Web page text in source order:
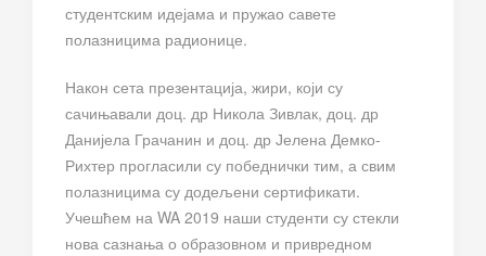
студентским идејама и пружао савете
полазницима радионице.
Након сета презентација, жири, који су
сачињавали доц. др Никола Зивлак, доц. др
Данијела Грачанин и доц. др Јелена Демко-
Рихтер прогласили су победнички тим, а свим
полазницима су додељени сертификати.
Учешћем на WA 2019 наши студенти су стекли
нова сазнања о образовном и привредном